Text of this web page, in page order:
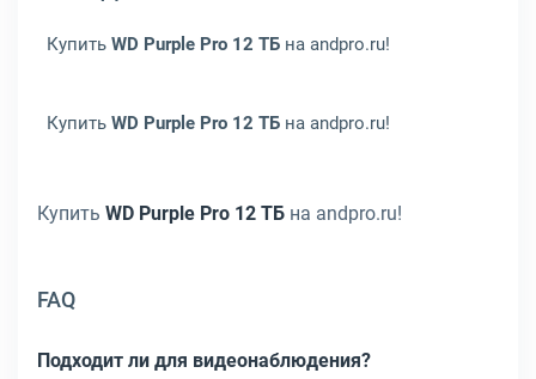
Купить WD Purple Pro 12 ТБ на andpro.ru!
Купить WD Purple Pro 12 ТБ на andpro.ru!
Купить WD Purple Pro 12 ТБ на andpro.ru!
FAQ
Подходит ли для видеонаблюдения?